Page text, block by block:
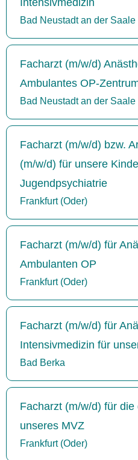
Bad Neustadt an der Saale
Facharzt (m/w/d)
Ambulantes OP-
Bad Neustadt an der Saale
Facharzt (m/w/d) bzw.
(m/w/d) für unsere
Jugendpsychiatrie
Frankfurt (Oder)
Facharzt (m/w/d) für
Ambulanten OP
Frankfurt (Oder)
Facharzt (m/w/d) für
Intensivmedizin für
Bad Berka
Facharzt (m/w/d) für
unseres MVZ
Frankfurt (Oder)